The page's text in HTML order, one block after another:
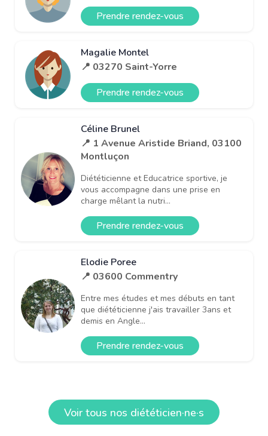
Prendre rendez-vous
Magalie Montel
📍 03270 Saint-Yorre
Prendre rendez-vous
Céline Brunel
📍 1 Avenue Aristide Briand, 03100
Montluçon
Diététicienne et Educatrice sportive, je
vous accompagne dans une prise en
charge mêlant la nutri...
Prendre rendez-vous
Elodie Poree
📍 03600 Commentry
Entre mes études et mes débuts en tant
que diététicienne j'ais travailler 3ans et
demis en Angle...
Prendre rendez-vous
Voir tous nos diététicien·ne·s